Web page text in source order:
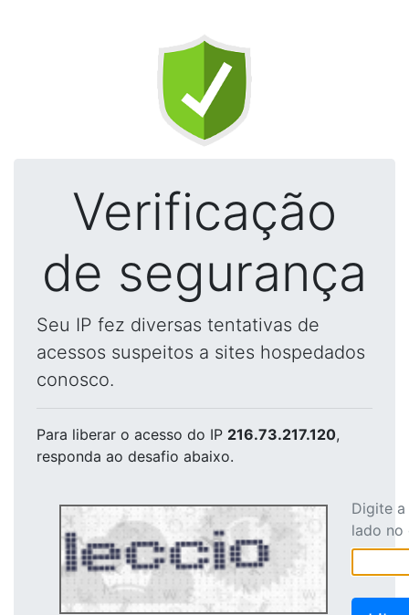
Verificação
de segurança
Seu IP fez diversas tentativas de
acessos suspeitos a sites hospedados
conosco.
Para liberar o acesso do IP 216.73.217.120,
responda ao desafio abaixo.
Digite
lado no